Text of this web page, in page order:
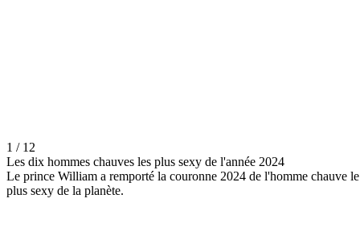
1 / 12
Les dix hommes chauves les plus sexy de l'année 2024
Le prince William a remporté la couronne 2024 de l'homme chauve le
plus sexy de la planète.